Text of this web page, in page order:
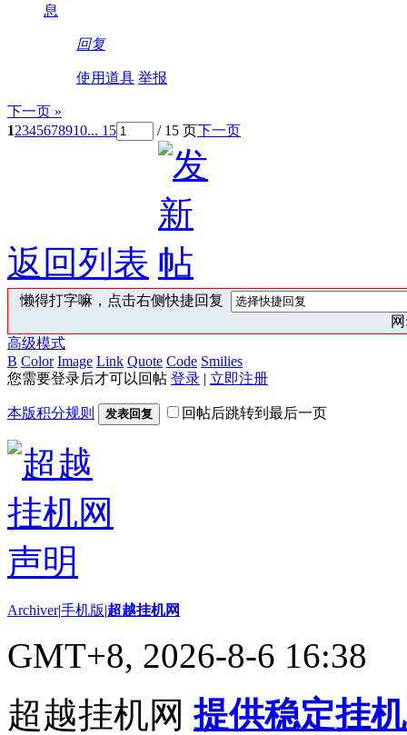
息
回复
使用道具 举报
下一页 »
12345678910... 15 / 15 页下一页
返回列表
懒得打字嘛，点击右侧快捷回复
高级模式
B Color Image Link Quote Code Smilies
您需要登录后才可以回帖 登录 | 立即注册
本版积分规则 发表回复 回帖后跳转到最后一页
Archiver|手机版|超越挂机网
GMT+8, 2026-8-6 16:38
超越挂机网提供稳定挂